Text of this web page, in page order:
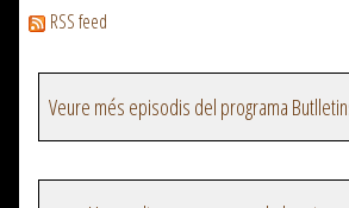
RSS feed